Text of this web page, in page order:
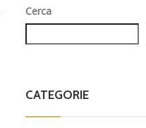
Cerca
CATEGORIE